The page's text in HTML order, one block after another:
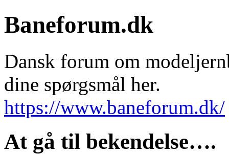
Baneforum.dk
Dansk forum om
dine spørgsmål her.
https://www.baneforum.dk/
At gå til bekendelse….